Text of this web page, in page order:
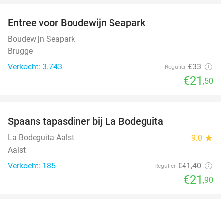
Entree voor Boudewijn Seapark
Boudewijn Seapark
Brugge
Verkocht: 3.743
Regulier €33
€21 ,50
Spaans tapasdiner bij La Bodeguita
La Bodeguita Aalst 9.0 star
Aalst
Verkocht: 185
Regulier €41,40
€21 ,90